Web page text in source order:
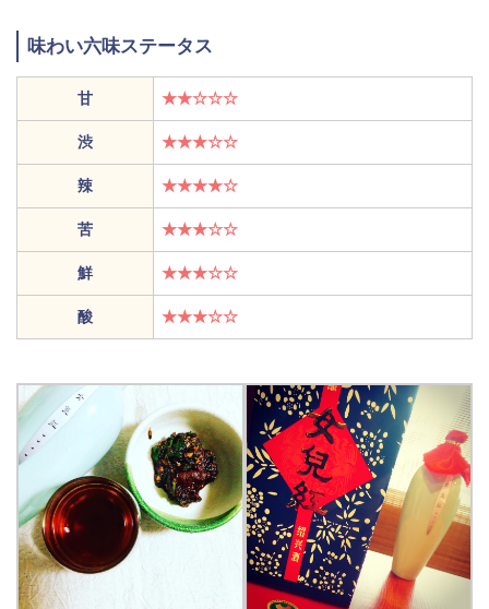
味わい六味ステータス
甘 ★★☆☆☆
渋 ★★★☆☆
辣 ★★★★☆
苦 ★★★☆☆
鮮 ★★★☆☆
酸 ★★★☆☆